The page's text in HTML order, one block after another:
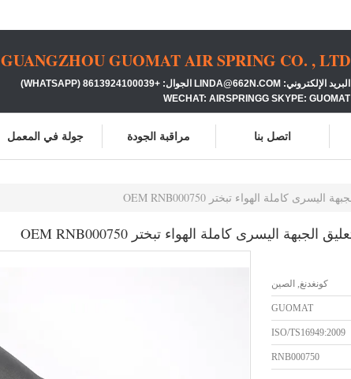
GUANGZHOU GUOMAT AIR SPRING CO. , LTD
البريد الإلكتروني: LINDA@662N.COM الجوال: +8613924100039 (WHATSAPP)
WECHAT: AIRSPRINGG SKYPE: GUOMAT
جولة في المعمل مراقبة الجودة اتصل بنا
كونغدنغ, الصين
GUOMAT
ISO/TS16949:2009
RNB000750